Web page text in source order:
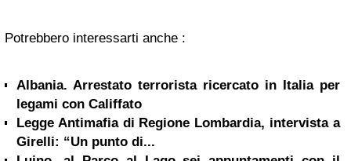
Potrebbero interessarti anche :
Albania. Arrestato terrorista ricercato in Italia per
legami con Califfato
Legge Antimafia di Regione Lombardia, intervista a
Girelli: “Un punto di...